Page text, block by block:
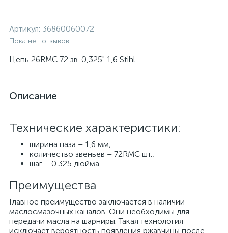
Артикул: 36860060072
Пока нет отзывов
Цепь 26RMC 72 зв. 0,325" 1,6 Stihl
Описание
Технические характеристики:
ширина паза – 1,6 мм;
количество звеньев – 72RMC шт.;
шаг – 0.325 дюйма.
Преимущества
Главное преимущество заключается в наличии
маслосмазочных каналов. Они необходимы для
передачи масла на шарниры. Такая технология
исключает вероятность появления ржавчины после